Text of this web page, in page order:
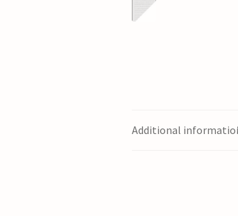
Additional